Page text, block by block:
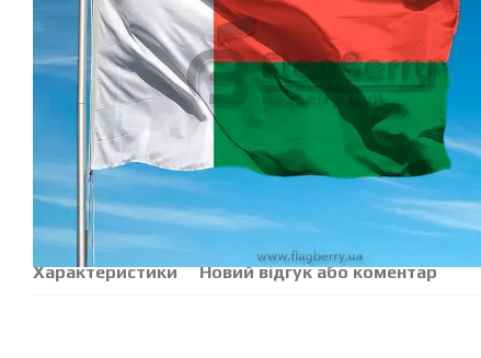
Характеристики Новий відгук або коментар